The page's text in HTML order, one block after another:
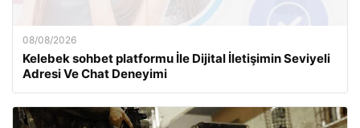
08/08/2026
Kelebek sohbet platformu İle Dijital İletişimin Seviyeli
Adresi Ve Chat Deneyimi